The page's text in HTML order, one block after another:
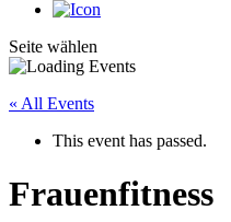
Seite wählen
« All Events
This event has passed.
Frauenfitness